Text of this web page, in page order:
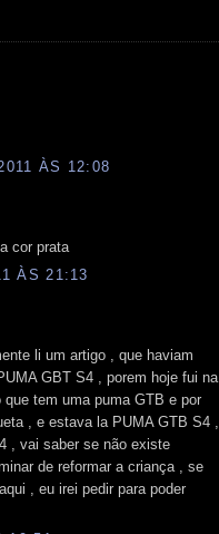
ÀS 12:08
cor prata
ÀS 21:13
li um artigo , que haviam
GBT S4 , porem hoje fui na
tem uma puma GTB e por
, e estava la PUMA GTB S4 ,
, vai saber se não existe
de reformar a criança , se
, eu irei pedir para poder